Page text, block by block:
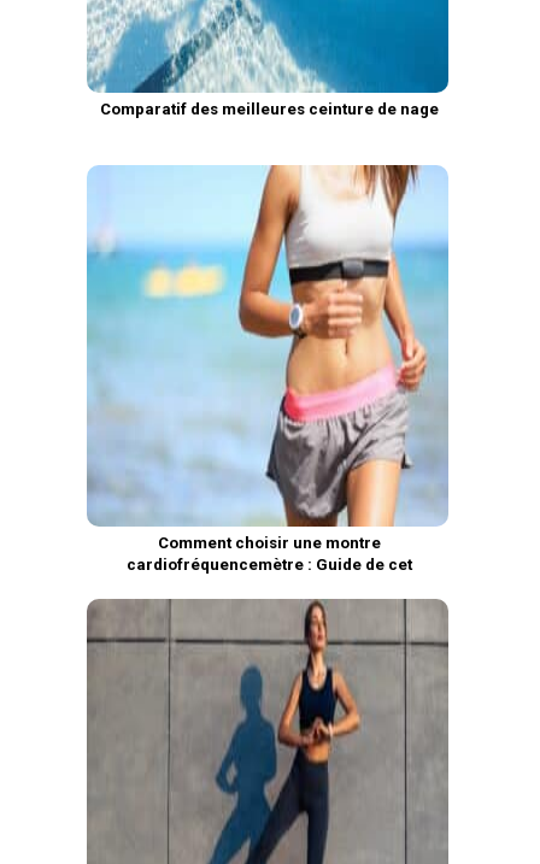
Comparatif des meilleures ceinture de nage
Comment choisir une montre
cardiofréquencemètre : Guide de cet